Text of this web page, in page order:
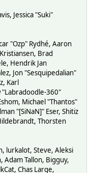
Jessica "Suki"
"Ozp" Rydhé, Aaron
Brad
Hendrik Jan
Jon "Sesquipedalian"
Karl
"Labradoodle-360"
Michael "Thantos"
"[SiNaN]" Eser, Shitiz
Thorsten
lurkalot, Steve, Aleksi
Adam Tallon, Bigguy,
Chas Large,